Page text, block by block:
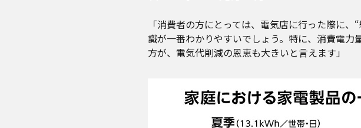
「消費者の方にとっては、電気店に行った際に
識が一番わかりやすいでしょう。特に、消費電
方が、電気代削減の恩恵も大きいと言えます」